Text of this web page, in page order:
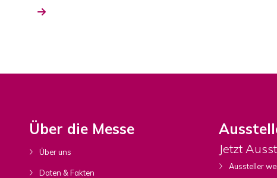
Über die Messe
Über uns
Daten & Fakten
Jetzt
Aussteller